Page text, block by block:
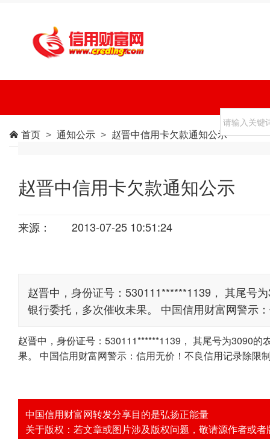
 首页 > 通知公示 > 赵晋中信用卡欠款通知公示
赵晋中信用卡欠款通知公示
来源： 2013-07-25 10:51:24
赵晋中，身份证号：530111******1139， 其尾号
银行委托，多次催收未果。 中国信用财富网警示
赵晋中，身份证号：530111******1139， 其尾号为3090
果。 中国信用财富网警示：信用无价！不良信用记录除限
中国信用财富网转发分享目的是弘扬正能量
关于版权：若文章或图片涉及版权问题，敬请源作者或